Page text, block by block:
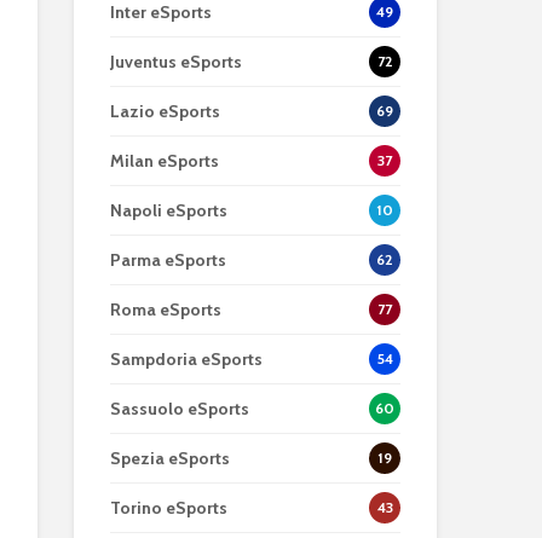
Inter eSports 49
Juventus eSports 72
Lazio eSports 69
Milan eSports 37
Napoli eSports 10
Parma eSports 62
Roma eSports 77
Sampdoria eSports 54
Sassuolo eSports 60
Spezia eSports 19
Torino eSports 43